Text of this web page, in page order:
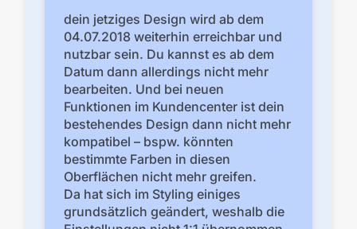
dein jetziges Design wird ab dem
04.07.2018 weiterhin erreichbar und
nutzbar sein. Du kannst es ab dem
Datum dann allerdings nicht mehr
bearbeiten. Und bei neuen
Funktionen im Kundencenter ist dein
bestehendes Design dann nicht mehr
kompatibel – bspw. könnten
bestimmte Farben in diesen
Oberflächen nicht mehr greifen.
Da hat sich im Styling einiges
grundsätzlich geändert, weshalb die